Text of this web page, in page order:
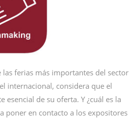
las ferias más importantes del sector
internacional, considera que el
esencial de su oferta. Y ¿cuál es la
poner en contacto a los expositores